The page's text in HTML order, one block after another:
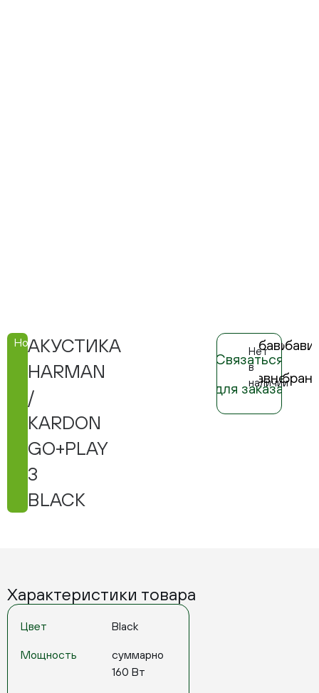
Новинка
АКУСТИКА
HARMAN
/
KARDON
GO+PLAY
3
BLACK
Связаться
для заказа
Нет
в
наличии
Добавить
в
сравнение
в
Характеристики товара
Цвет Black
Мощность
суммарно
160 Вт